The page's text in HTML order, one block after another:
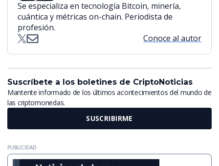
Se especializa en tecnología Bitcoin, minería,
cuántica y métricas on-chain. Periodista de
profesión.
Conoce al autor
Suscríbete a los boletines de CriptoNoticias
Mantente informado de los últimos acontecimientos del mundo de
las criptomonedas.
SUSCRIBIRME
PUBLICIDAD